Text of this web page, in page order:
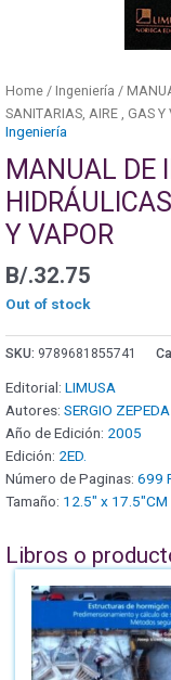
Home / Ingeniería /
SANITARIAS, AIRE , GAS Y
Ingeniería
MANUAL DE
Y VAPOR
B/.32.75
Out of stock
SKU: 9789681855741
Editorial: LIMUSA
Autores: SERGIO ZEPEDA
Año de Edición: 2005
Edición: 2ED.
Número de Paginas: 699
Tamaño: 12.5" x 17.5"CM
Libros o